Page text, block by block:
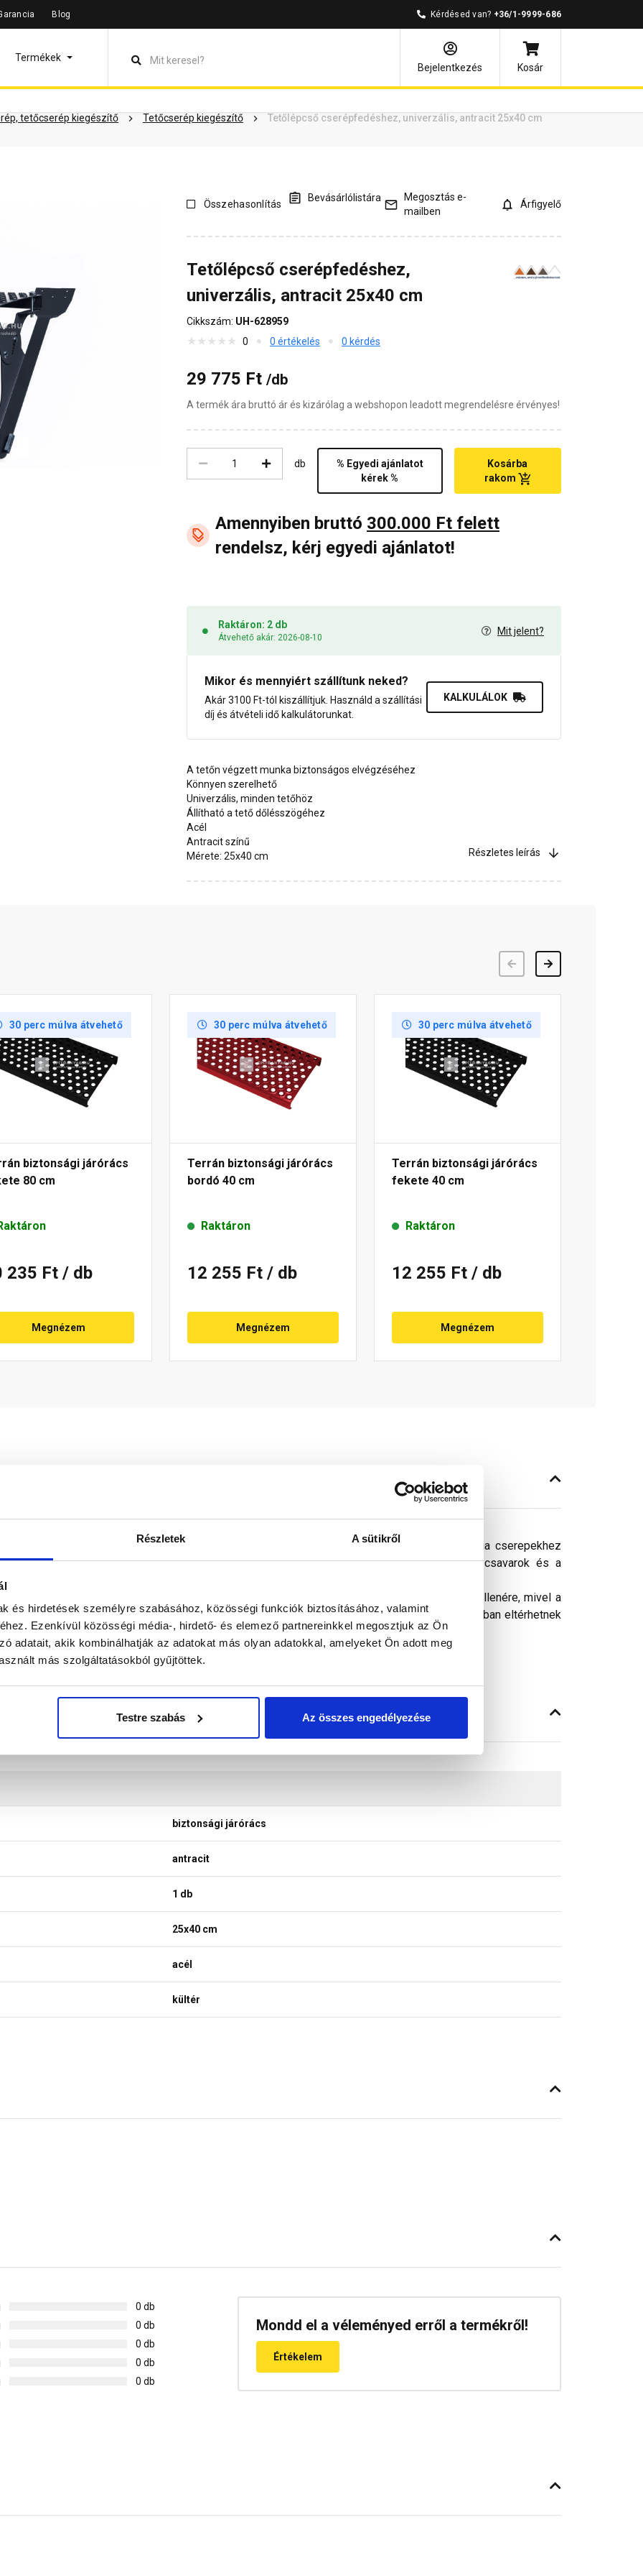
Részletek A sütikről
és hirdetések személyre szabásához, közösségi funkciók biztosításához, valamint
Ezenkívül közösségi média-, hirdető- és elemező partnereinkkel megosztjuk az Ön
adatait, akik kombinálhatják az adatokat más olyan adatokkal, amelyeket Ön adott meg
más szolgáltatásokból gyűjtöttek.
Testre szabás Az összes engedélyezése
Blog Kérdésed van? +36/1-9999-686
Termékek
Bejelentkezés
Kosár
tetőcserép kiegészítő Tetőcserép kiegészítő Tetőlépcső cserépfedéshez, univerzális, antracit 25x40 cm
Termékinformáció Dokumentumok Vásárlói vélemények Kérdések és válaszok
Összehasonlítás
Bevásárlólistára
Megosztás e-
mailben
Árfigyelő
Tetőlépcső cserépfedéshez,
univerzális, antracit 25x40 cm
Cikkszám: UH-628959
0
0 értékelés 0 kérdés
29 775 Ft /db
A termék ára bruttó ár és kizárólag a webshopon leadott megrendelésre érvényes!
db
% Egyedi ajánlatot
kérek %
Kosárba
rakom
Amennyiben bruttó 300.000 Ft felett
rendelsz, kérj egyedi ajánlatot!
Raktáron: 2 db
Átvehető akár: 2026-08-10
Mit jelent?
Mikor és mennyiért szállítunk neked?
Akár 3100 Ft-tól kiszállítjuk. Használd a szállítási
díj és átvételi idő kalkulátorunkat.
KALKULÁLOK
A tetőn végzett munka biztonságos elvégzéséhez
Könnyen szerelhető
Univerzális, minden tetőhöz
Állítható a tető dőlésszögéhez
Acél
Antracit színű
Mérete: 25x40 cm
Részletes leírás
30 perc múlva átvehető
biztonsági járórács
80 cm
235 Ft / db
Megnézem
30 perc múlva átvehető
Terrán biztonsági járórács
bordó 40 cm
Raktáron
12 255 Ft / db
Megnézem
30 perc múlva átvehető
Terrán biztonsági járórács
fekete 40 cm
Raktáron
12 255 Ft / db
Megnézem
biztonságosabb elvégzését a tetőn. Színben illeszkedik a tetőhöz, beton és kerámia cserepekhez
tartó, 1 db járórács, a szükséges kötőelemek, a tetőlépcső rögzítéséhez szükséges csavarok és a
biztosítani a termékeink színének a lehető leginkább valósághű megjelenítését. Ennek ellenére, mivel a
a legtöbb esetben nem tükrözik 100%-ban a valóságot, a képeken látható színek árnyalataikban eltérhetnek
biztonsági járórács
antracit
1 db
25x40 cm
acél
kültér
0 db
0 db
0 db
0 db
0 db
Mondd el a véleményed erről a termékről!
Értékelem